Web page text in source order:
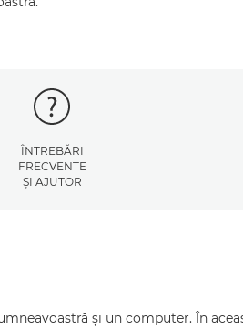
ÎNTREBĂRI
FRECVENTE
ŞI AJUTOR
şi un computer. În